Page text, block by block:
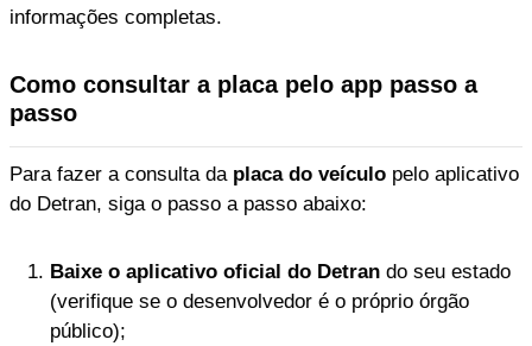
informações completas.
Como consultar a placa pelo app passo a
passo
Para fazer a consulta da placa do veículo pelo aplicativo
do Detran, siga o passo a passo abaixo:
Baixe o aplicativo oficial do Detran do seu estado
(verifique se o desenvolvedor é o próprio órgão
público);